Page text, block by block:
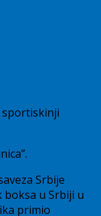
Srbije
u Srbiji u
primio